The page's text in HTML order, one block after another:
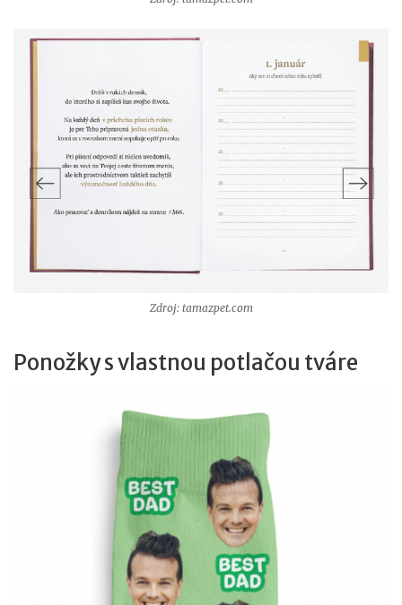
Zdroj: tamazpet.com
Ponožky s vlastnou potlačou tváre